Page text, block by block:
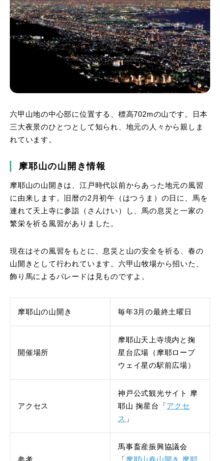
六甲山地の中心部に位置する、標高702mの山です。日本
三大夜景のひとつとして知られ、地元の人々から親しま
れています。
摩耶山の山開き情報
摩耶山の山開きは、江戸時代以前からあった地元の風習
に由来します。旧暦の2月初午（はつうま）の日に、馬を
連れて天上寺に参詣（さんけい）し、馬の息災と一家の
繁栄を祈る風習がありました。
現在はその風習をもとに、息災と山の安全を祈る、春の
山開きとして行われています。六甲山牧場から招いた、
飾り馬によるパレードは見ものですよ。
摩耶山の山開き 毎年3月の最終土曜日
開催場所
摩耶山天上寺境内と掬
星台広場（摩耶ロープ
ウェイ星の駅前広場）
アクセス
神戸公式観光サイト 摩
耶山 掬星台「 アクセ
ス 」
馬事畜産振興協議会